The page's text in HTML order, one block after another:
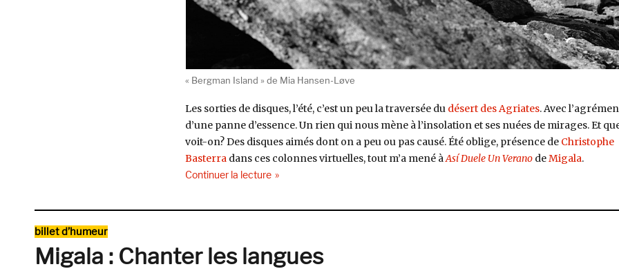
« Bergman Island » de Mia Hansen-Løve
Les sorties de disques, l’été, c’est un peu la traversée du désert des Agriates. Avec
d’une panne d’essence. Un rien qui nous mène à l’insolation et ses nuées de mirages. Et
voit-on? Des disques aimés dont on a peu ou pas causé. Été oblige, présence de Christophe
Basterra dans ces colonnes virtuelles, tout m’a mené à Así Duele Un VeranodeMigala.
Continuer la lecturede « La discrète – Migala, Yves Bonnefoy, Mia Hansen-Løve »
Catégories
billet d’humeur
Migala : Chanter les langues